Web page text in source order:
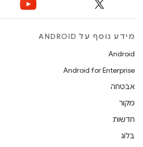
מידע נוסף על ANDROID
Android
Android for Enterprise
אבטחה
מקור
חדשות
בלוג